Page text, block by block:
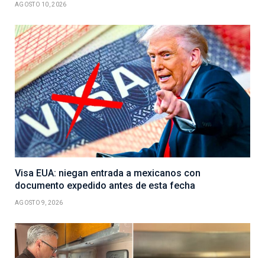
AGOSTO 10, 2026
Visa EUA: niegan entrada a mexicanos con
documento expedido antes de esta fecha
AGOSTO 9, 2026